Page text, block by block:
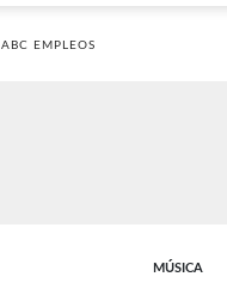
ABC EMPLEOS
MÚSICA